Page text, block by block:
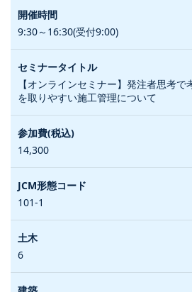
9:30～16:30(受付9:00)
【オンラインセミナー】発注者思考
を取りやすい施工管理について
14,300
101-1
6